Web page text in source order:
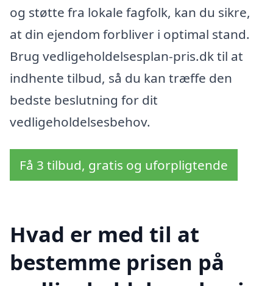
og støtte fra lokale fagfolk, kan du sikre,
at din ejendom forbliver i optimal stand.
Brug vedligeholdelsesplan-pris.dk til at
indhente tilbud, så du kan træffe den
bedste beslutning for dit
vedligeholdelsesbehov.
Få 3 tilbud, gratis og uforpligtende
Hvad er med til at
bestemme prisen på